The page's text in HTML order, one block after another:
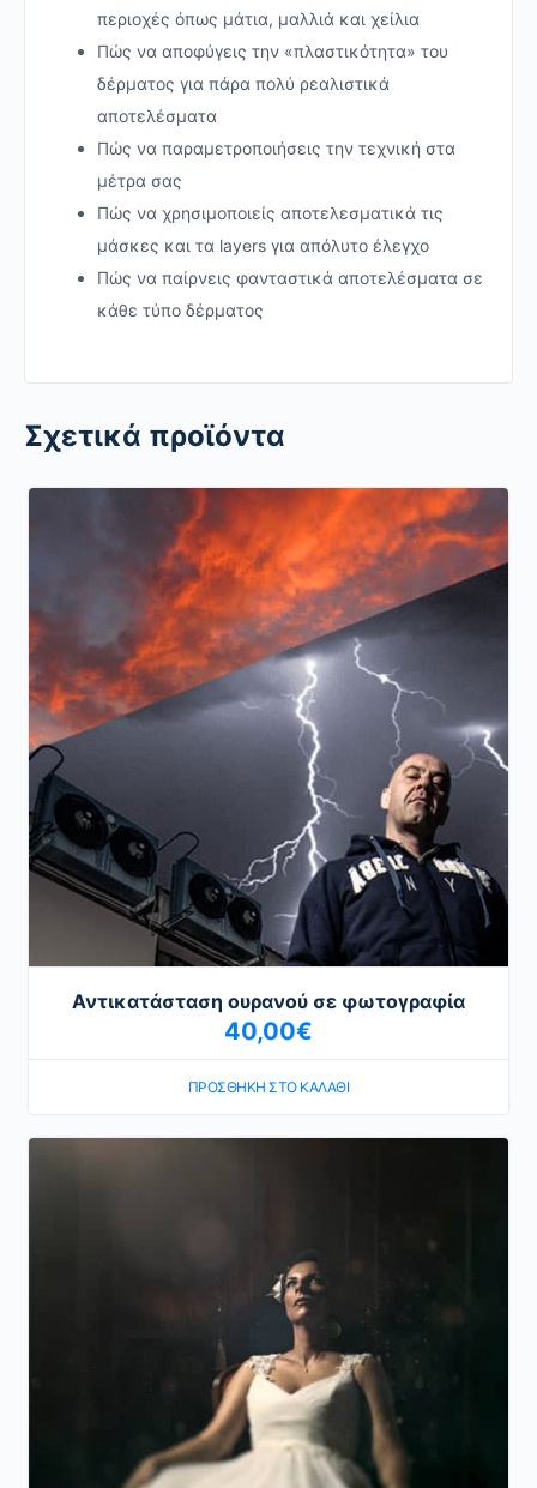
περιοχές όπως μάτια, μαλλιά και χείλια
Πώς να αποφύγεις την «πλαστικότητα» του
δέρματος για πάρα πολύ ρεαλιστικά
αποτελέσματα
Πώς να παραμετροποιήσεις την τεχνική στα
μέτρα σας
Πώς να χρησιμοποιείς αποτελεσματικά τις
μάσκες και τα layers για απόλυτο έλεγχο
Πώς να παίρνεις φανταστικά αποτελέσματα σε
κάθε τύπο δέρματος
Σχετικά προϊόντα
Αντικατάσταση ουρανού σε φωτογραφία
40,00€
ΠΡΟΣΘΉΚΗ ΣΤΟ ΚΑΛΆΘΙ